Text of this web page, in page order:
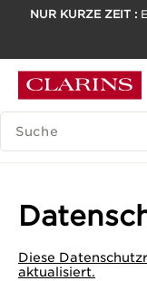
NUR KURZE ZEIT :
LEGENDE SUCHEN
Diese
aktualisiert.